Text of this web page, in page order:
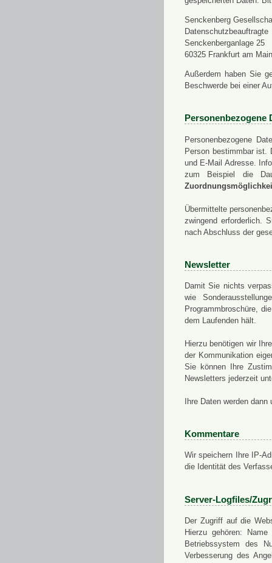
Senckenberg
Datenschutzbeauftragte
Senckenberganlage 25
60325 Frankfurt am Main
Außerdem haben Sie
Beschwerde bei einer
Personenbezogene
Personenbezogene
Person bestimmbar ist.
und E-Mail Adresse.
zum Beispiel die
Übermittelte
zwingend erforderlich.
nach Abschluss der
Newsletter
Damit Sie nichts
wie
Programmbroschüre,
dem Laufenden hält.
Hierzu benötigen wir
der Kommunikation
Sie können Ihre
Newsletters jederzeit
Ihre Daten werden
Kommentare
Wir speichern Ihre IP-
die Identität des
Server-Logfiles/
Der Zugriff auf die
Hierzu gehören:
Betriebssystem des
Verbesserung des